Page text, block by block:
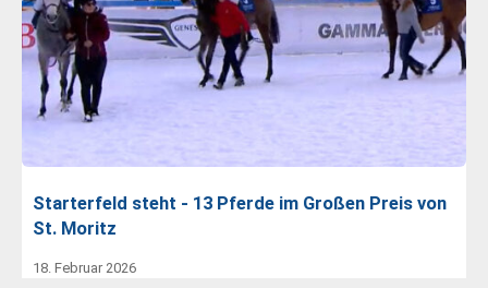
Starterfeld steht - 13 Pferde im Großen Preis von
St. Moritz
18. Februar 2026